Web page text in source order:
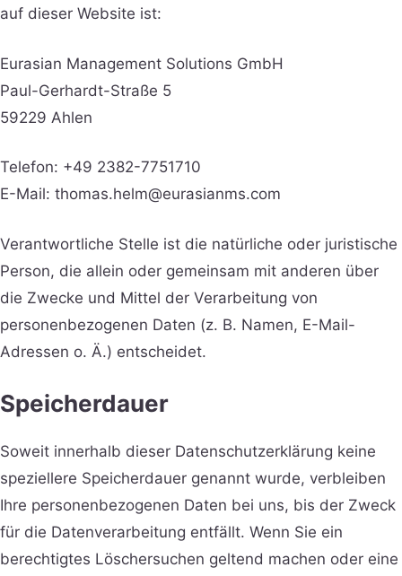
auf dieser Website ist:
Eurasian Management Solutions GmbH
Paul-Gerhardt-Straße 5
59229 Ahlen
Telefon: +49 2382-7751710
E-Mail: thomas.helm@eurasianms.com
Verantwortliche Stelle ist die natürliche oder juristische
Person, die allein oder gemeinsam mit anderen über
die Zwecke und Mittel der Verarbeitung von
personenbezogenen Daten (z. B. Namen, E-Mail-
Adressen o. Ä.) entscheidet.
Speicherdauer
Soweit innerhalb dieser Datenschutzerklärung keine
speziellere Speicherdauer genannt wurde, verbleiben
Ihre personenbezogenen Daten bei uns, bis der Zweck
für die Datenverarbeitung entfällt. Wenn Sie ein
berechtigtes Löschersuchen geltend machen oder eine